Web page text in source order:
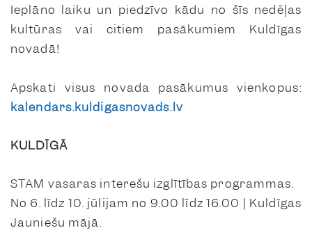
Ieplāno laiku un piedzīvo kādu no šīs nedēļas
kultūras vai citiem pasākumiem Kuldīgas
novadā!
Apskati visus novada pasākumus vienkopus:
kalendars.kuldigasnovads.lv
KULDĪGĀ
STAM vasaras interešu izglītības programmas.
No 6. līdz 10. jūlijam no 9.00 līdz 16.00 | Kuldīgas
Jauniešu mājā.